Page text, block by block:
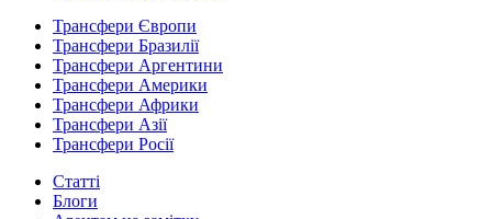
Трансфери Європи
Трансфери Бразилії
Трансфери Аргентини
Трансфери Америки
Трансфери Африки
Трансфери Азії
Трансфери Росії
Статті
Блоги